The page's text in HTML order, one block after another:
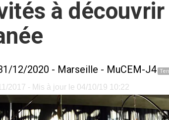
à
12/2020 - Marseille - MuCEM-J4
2017 - Mis à jour le 04/10/19 10:22